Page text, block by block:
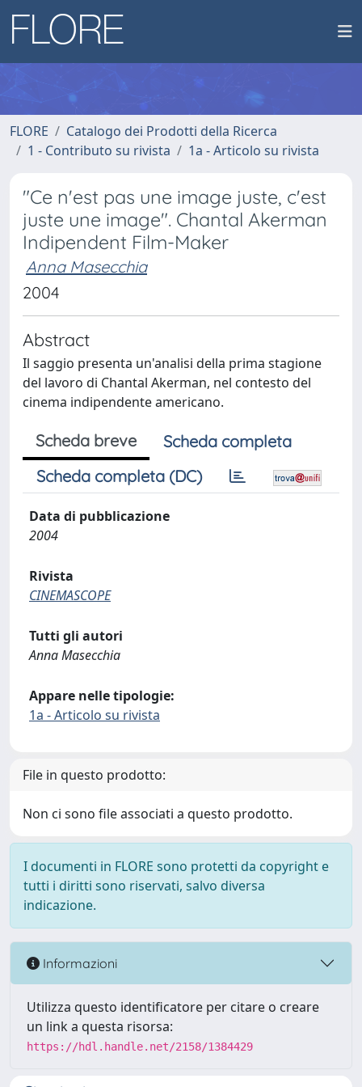
FLORE
Catalogo dei Prodotti della Ricerca
1 - Contributo su rivista
1a - Articolo su rivista
"Ce n'est pas une image juste, c'est
juste une image". Chantal Akerman
Indipendent Film-Maker
Anna Masecchia
2004
Abstract
Il saggio presenta un'analisi della prima stagione
del lavoro di Chantal Akerman, nel contesto del
cinema indipendente americano.
Scheda breve
Scheda completa
Scheda completa (DC)
Data di pubblicazione
2004
Rivista
CINEMASCOPE
Tutti gli autori
Anna Masecchia
Appare nelle tipologie:
1a - Articolo su rivista
File in questo prodotto:
Non ci sono file associati a questo prodotto.
I documenti in FLORE sono protetti da copyright e
tutti i diritti sono riservati, salvo diversa
indicazione.
Informazioni
Utilizza questo identificatore per citare o creare
un link a questa risorsa:
https://hdl.handle.net/2158/1384429